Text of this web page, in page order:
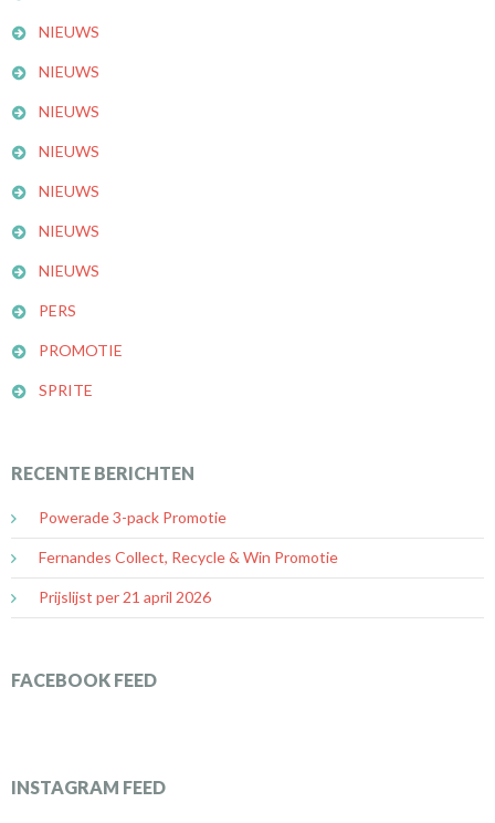
NIEUWS
NIEUWS
NIEUWS
NIEUWS
NIEUWS
NIEUWS
NIEUWS
PERS
PROMOTIE
SPRITE
RECENTE BERICHTEN
Powerade 3-pack Promotie
Fernandes Collect, Recycle & Win Promotie
Prijslijst per 21 april 2026
FACEBOOK FEED
INSTAGRAM FEED